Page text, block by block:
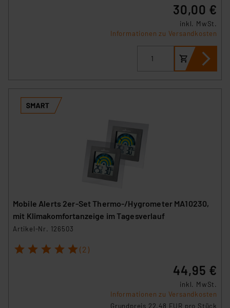
30,00 €
inkl. MwSt.
Informationen zu Versandkosten
Mobile Alerts 2er-Set Thermo-/Hygrometer MA10230,
mit Klimakomfortanzeige im Tagesverlauf
Artikel-Nr. 126503
1 2 3 4 5 (2)
44,95 €
inkl. MwSt.
Informationen zu Versandkosten
Grundpreis 22.48 EUR pro Stück